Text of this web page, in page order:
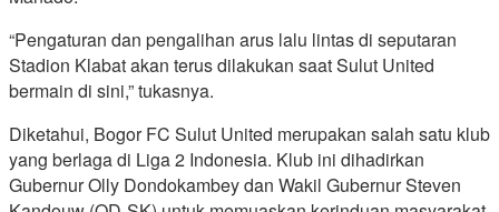
“Pengaturan dan pengalihan arus lalu lintas di seputaran
Stadion Klabat akan terus dilakukan saat Sulut United
bermain di sini,” tukasnya.
Diketahui, Bogor FC Sulut United merupakan salah satu klub
yang berlaga di Liga 2 Indonesia. Klub ini dihadirkan
Gubernur Olly Dondokambey dan Wakil Gubernur Steven